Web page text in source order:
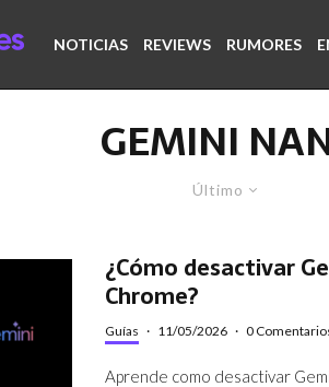
NOTICIAS REVIEWS RUMORES
GEMINI
Último
¿Cómo desactivar
Chrome?
Guías · 11/05/2026 · 0
Aprende como desactivar